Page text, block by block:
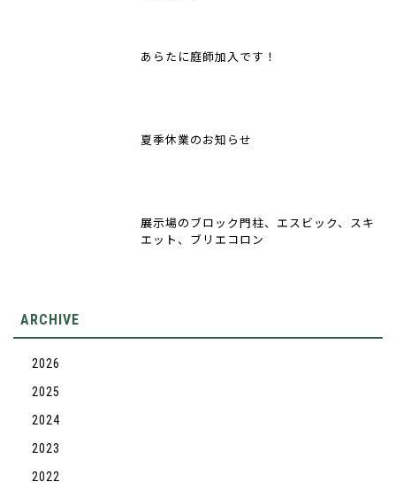
あらたに庭師加入です！
夏季休業のお知らせ
展示場のブロック門柱、エスビック、スキ
エット、ブリエコロン
ARCHIVE
2026
2025
2024
2023
2022